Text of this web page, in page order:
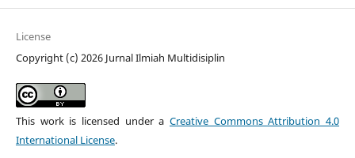
License
Copyright (c) 2026 Jurnal Ilmiah Multidisiplin
This work is licensed under aCreative Commons Attribution 4.0
International License.